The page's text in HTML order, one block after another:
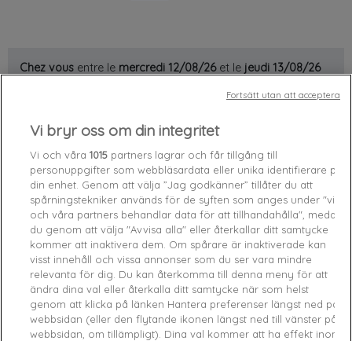
Chez vous entre le mercredi 12/08/26et le jeudi 13/08/26
Add to cart
Livraison gratuite
Satisfait ou remboursé
Paiement sécurisé
Caractéristiques produit
Product Details GPSR
Vi bryr oss om din integritet
Vi och våra1015 partners lagrar och får tillgång till
personuppgifter som webbläsardata eller unika identifierare på
din enhet. Genom att välja ”Jag godkänner” tillåter du att
spårningstekniker används för de syften som anges under "vi
och våra partners behandlar data för att tillhandahålla", medan
du genom att välja "Avvisa alla" eller återkallar ditt samtycke
kommer att inaktivera dem. Om spårare är inaktiverade kan
visst innehåll och vissa annonser som du ser vara mindre
relevanta för dig. Du kan återkomma till denna meny för att
ändra dina val eller återkalla ditt samtycke när som helst
genom att klicka på länken Hantera preferenser längst ned på
webbsidan (eller den flytande ikonen längst ned till vänster på
webbsidan, om tillämpligt). Dina val kommer att ha effekt inom
Fortsätt utan att acceptera